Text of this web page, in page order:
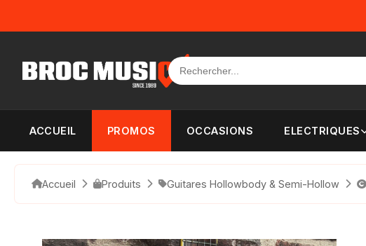
ACCUEIL PROMOS OCCASIONS ELECTRIQUES
Accueil Produits Guitares Hollowbody & Semi-Hollow